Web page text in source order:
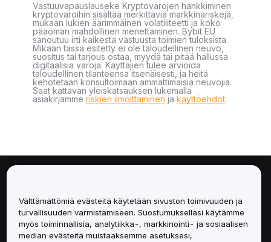
Vastuuvapauslauseke Kryptovarojen hankkiminen
kryptovaroihin sisältää merkittäviä markkinariskejä,
mukaan lukien äärimmäinen volatiliteetti ja koko
pääoman mahdollinen menettäminen. Bybit EU
sanoutuu irti kaikesta vastuusta toimien tuloksista.
Mikään tässä esitetty ei ole taloudellinen neuvo,
suositus tai tarjous ostaa, myydä tai pitää hallussa
digitaalisia varoja. Käyttäjien tulee arvioida
taloudellinen tilanteensa itsenäisesti, ja heitä
kehotetaan konsultoimaan ammattimaisia neuvojia.
Saat kattavan yleiskatsauksen lukemalla
asiakirjamme riskien ilmoittaminen ja käyttöehdot.
Palvelut
Välttämättömiä evästeitä käytetään sivuston toimivuuden ja
turvallisuuden varmistamiseen. Suostumuksellasi käytämme
myös toiminnallisia, analytiikka-, markkinointi- ja sosiaalisen
median evästeitä muistaaksemme asetuksesi,